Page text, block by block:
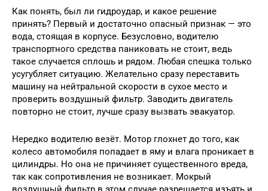
Как понять, был ли гидроудар, и какое решение
принять? Первый и достаточно опасный признак — это
вода, стоящая в корпусе. Безусловно, водителю
транспортного средства паниковать не стоит, ведь
такое случается сплошь и рядом. Любая спешка только
усугубляет ситуацию. Желательно сразу переставить
машину на нейтральной скорости в сухое место и
проверить воздушный фильтр. Заводить двигатель
повторно не стоит, лучше сразу вызвать эвакуатор.
Нередко водителю везёт. Мотор глохнет до того, как
колесо автомобиля попадает в яму и влага проникает в
цилиндры. Но она не причиняет существенного вреда,
так как сопротивления не возникает. Мокрый